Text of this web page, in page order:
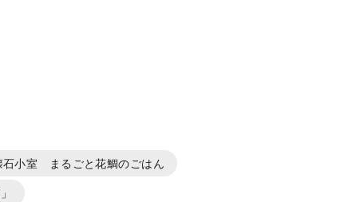
石小室 まるごと花鯛のごはん